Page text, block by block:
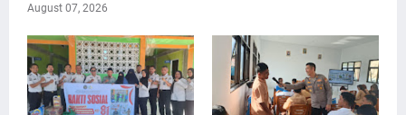
August 07, 2026